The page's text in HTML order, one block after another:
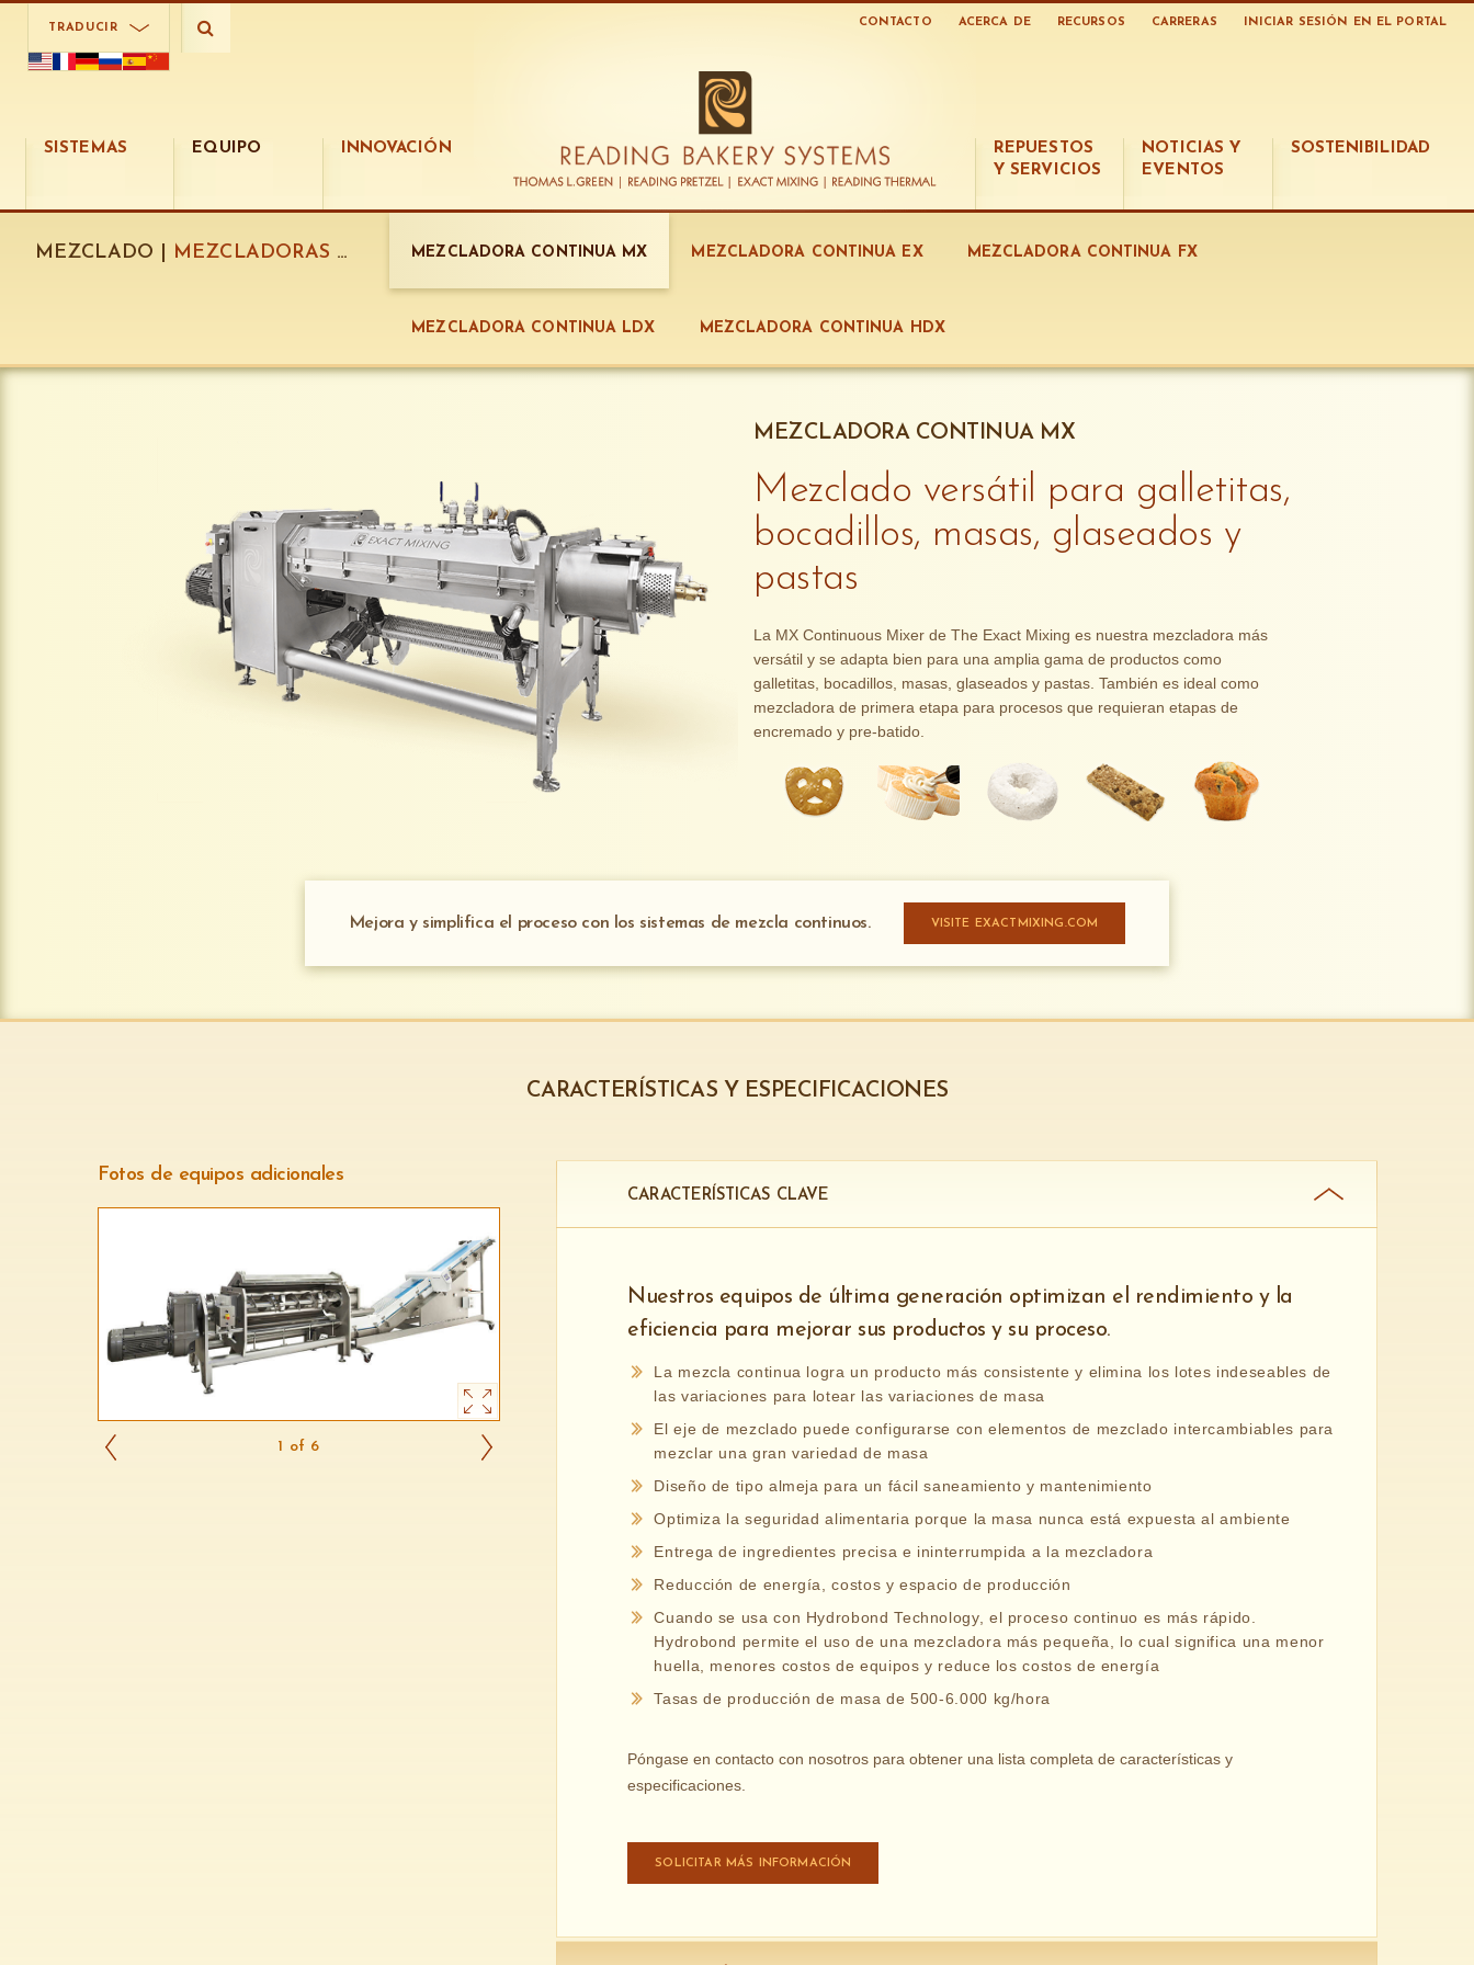
TRADUCIR CONTACTO ACERCA DE RECURSOS CARRERAS INICIAR SESIÓN EN EL PORTAL
SISTEMAS EQUIPO INNOVACIÓN
REPUESTOS
Y SERVICIOS
NOTICIAS Y
EVENTOS
SOSTENIBILIDAD
MEZCLADO | MEZCLADORAS CONTINUAS: MEZCLADORA CONTINUA EX MEZCLADORA CONTINUA FX
MEZCLADORA CONTINUA MX
MEZCLADORA CONTINUA LDX MEZCLADORA CONTINUA HDX
MEZCLADORA CONTINUA MX
Mezclado versátil para galletitas,
bocadillos, masas, glaseados y
pastas
La MX Continuous Mixer de The Exact Mixing es nuestra mezcladora más
versátil y se adapta bien para una amplia gama de productos como
galletitas, bocadillos, masas, glaseados y pastas. También es ideal como
mezcladora de primera etapa para procesos que requieran etapas de
encremado y pre-batido.
Mejora y simplifica el proceso con los sistemas de mezcla continuos. VISITE EXACTMIXING.COM
CARACTERÍSTICAS Y ESPECIFICACIONES
Fotos de equipos adicionales
1 of 6
CARACTERÍSTICAS CLAVE
Nuestros equipos de última generación optimizan el rendimiento y la
eficiencia para mejorar sus productos y su proceso.
La mezcla continua logra un producto más consistente y elimina los lotes indeseables de
las variaciones para lotear las variaciones de masa
El eje de mezclado puede configurarse con elementos de mezclado intercambiables para
mezclar una gran variedad de masa
Diseño de tipo almeja para un fácil saneamiento y mantenimiento
Optimiza la seguridad alimentaria porque la masa nunca está expuesta al ambiente
Entrega de ingredientes precisa e ininterrumpida a la mezcladora
Reducción de energía, costos y espacio de producción
Cuando se usa con Hydrobond Technology, el proceso continuo es más rápido.
Hydrobond permite el uso de una mezcladora más pequeña, lo cual significa una menor
huella, menores costos de equipos y reduce los costos de energía
Tasas de producción de masa de 500-6.000 kg/hora
Póngase en contacto con nosotros para obtener una lista completa de características y
especificaciones.
SOLICITAR MÁS INFORMACIÓN